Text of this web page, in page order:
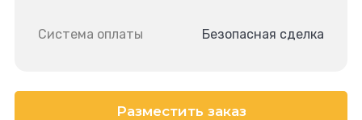
Система оплаты Безопасная сделка
Разместить заказ